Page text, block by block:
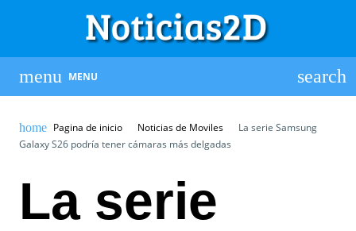
MENU
Pagina de inicio Noticias de Moviles
La serie Samsung
Galaxy S26 podría tener cámaras más delgadas
La serie